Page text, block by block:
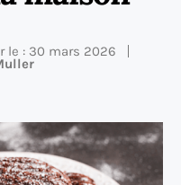
le : 30 mars 2026